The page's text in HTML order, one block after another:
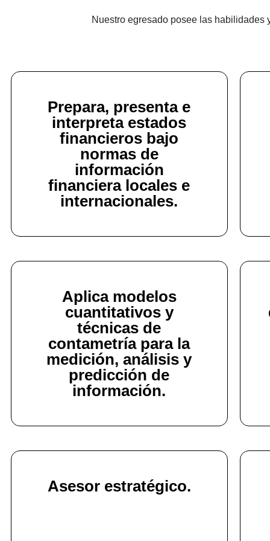
Nuestro egresado posee las habilidades
Prepara, presenta e
interpreta estados
financieros bajo
normas de
información
financiera locales e
internacionales.
Aplica modelos
cuantitativos y
técnicas de
contametría para la
medición, análisis y
predicción de
información.
Asesor estratégico.